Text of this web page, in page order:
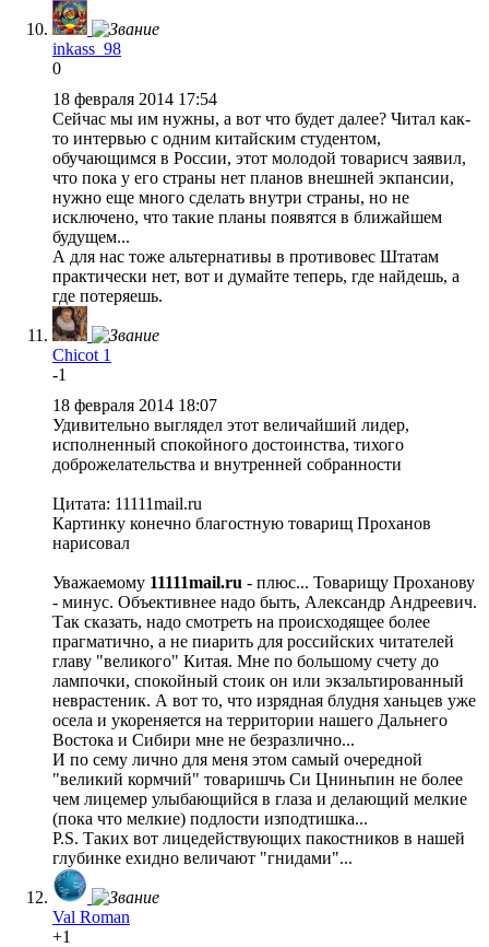
inkass_98
0
18 февраля 2014 17:54
Сейчас мы им нужны, а вот что будет далее? Читал как-
то интервью с одним китайским студентом,
обучающимся в России, этот молодой товарисч заявил,
что пока у его страны нет планов внешней экпансии,
нужно еще много сделать внутри страны, но не
исключено, что такие планы появятся в ближайшем
будущем...
А для нас тоже альтернативы в противовес Штатам
практически нет, вот и думайте теперь, где найдешь, а
где потеряешь.
Chicot 1
-1
18 февраля 2014 18:07
Удивительно выглядел этот величайший лидер,
исполненный спокойного достоинства, тихого
доброжелательства и внутренней собранности
Цитата: 11111mail.ru
Картинку конечно благостную товарищ Проханов
нарисовал
Уважаемому 11111mail.ru - плюс... Товарищу Проханову
- минус. Объективнее надо быть, Александр Андреевич.
Так сказать, надо смотреть на происходящее более
прагматично, а не пиарить для российских читателей
главу "великого" Китая. Мне по большому счету до
лампочки, спокойный стоик он или экзальтированный
неврастеник. А вот то, что изрядная блудня ханьцев уже
осела и укореняется на территории нашего Дальнего
Востока и Сибири мне не безразлично...
И по сему лично для меня этом самый очередной
"великий кормчий" товаришчь Си Цниньпин не более
чем лицемер улыбающийся в глаза и делающий мелкие
(пока что мелкие) подлости изподтишка...
P.S. Таких вот лицедействующих пакостников в нашей
глубинке ехидно величают "гнидами"...
Val Roman
+1